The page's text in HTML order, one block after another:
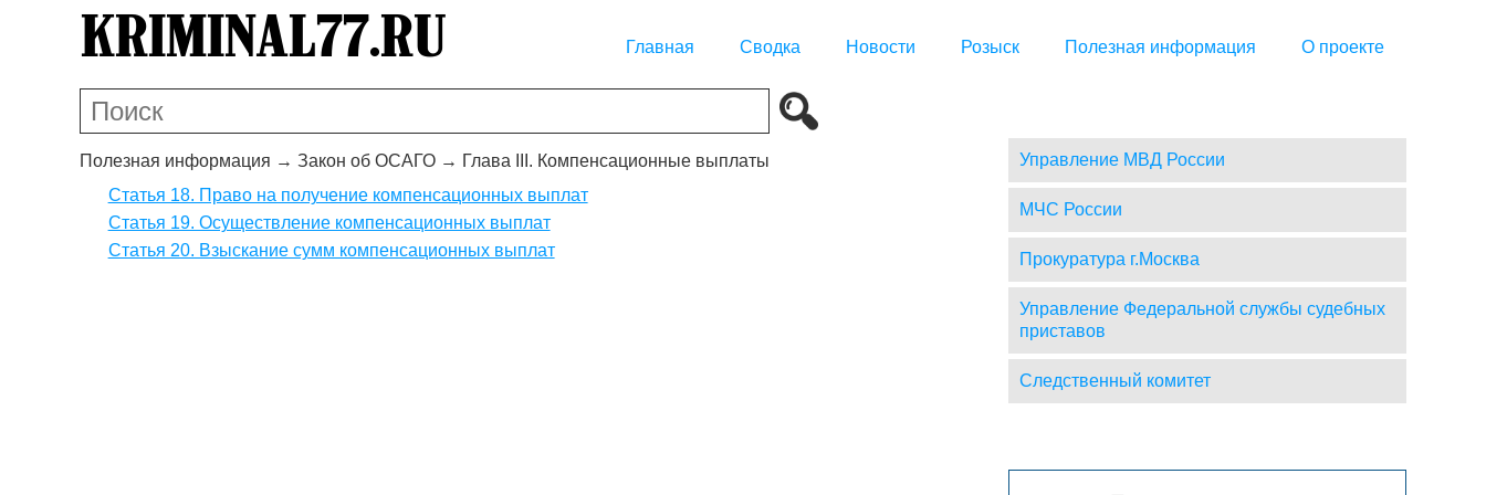
Главная Сводка Новости Розыск Полезная информация О проекте
Полезная информация → Закон об ОСАГО → Глава III. Компенсационные выплаты
Статья 18. Право на получение компенсационных выплат
Статья 19. Осуществление компенсационных выплат
Статья 20. Взыскание сумм компенсационных выплат
Управление МВД России
МЧС России
Прокуратура г.Москва
Управление Федеральной службы судебных
приставов
Следственный комитет